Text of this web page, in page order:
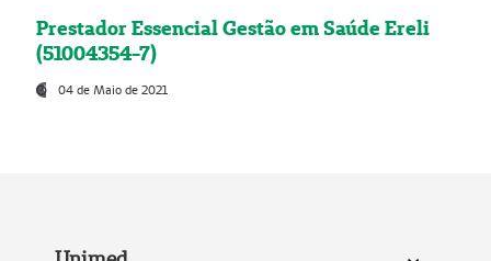
Prestador Essencial Gestão em Saúde Ereli
(51004354-7)
04 de Maio de 2021